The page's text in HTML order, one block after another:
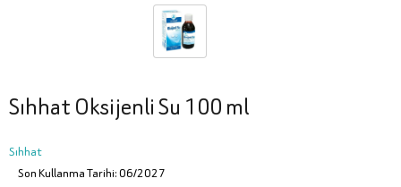
Sıhhat Oksijenli Su 100 ml
Sıhhat
Son Kullanma Tarihi: 06/2027